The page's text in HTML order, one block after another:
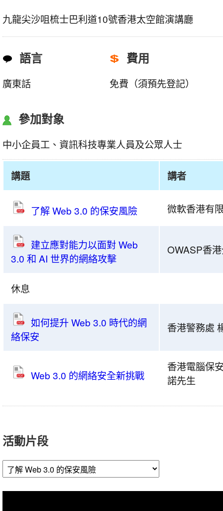
九龍尖沙咀梳士巴利道10號香港太空館演講廳
語言
廣東話
費用
免費（須預先登記）
參加對象
中小企員工、資訊科技專業人員及公眾人士
網
2023
3.0
下
全」
討
會
議
程
講題 講者
了解 Web 3.0 的保安風險 微軟香港有
建立應對能力以面對 Web
3.0 和 AI 世界的網絡攻擊
OWASP香
休息
如何提升 Web 3.0 時代的網
絡保安
香港警務處
Web 3.0 的網絡安全新挑戰
香港電腦保
諾先生
活動片段